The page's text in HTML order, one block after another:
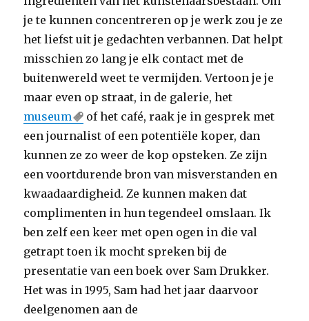
je te kunnen concentreren op je werk zou je ze
het liefst uit je gedachten verbannen. Dat helpt
misschien zo lang je elk contact met de
buitenwereld weet te vermijden. Vertoon je je
maar even op straat, in de galerie, het
museum
of het café, raak je in gesprek met
een journalist of een potentiële koper, dan
kunnen ze zo weer de kop opsteken. Ze zijn
een voortdurende bron van misverstanden en
kwaadaardigheid. Ze kunnen maken dat
complimenten in hun tegendeel omslaan. Ik
ben zelf een keer met open ogen in die val
getrapt toen ik mocht spreken bij de
presentatie van een boek over Sam Drukker.
Het was in 1995, Sam had het jaar daarvoor
deelgenomen aan de